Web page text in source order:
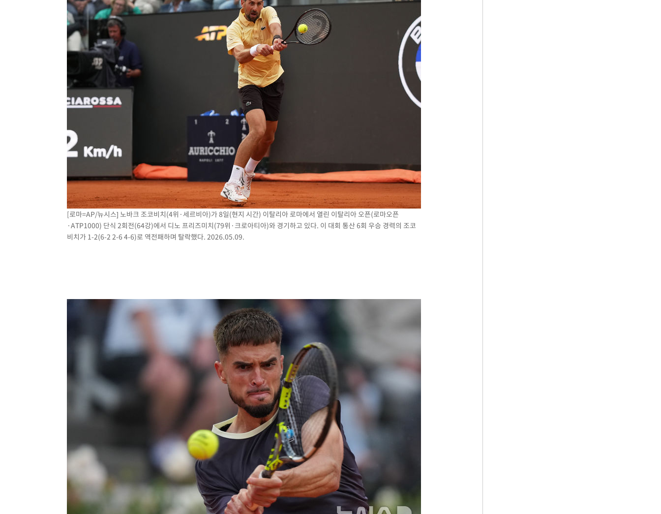
[로마=AP/뉴시스] 노바크 조코비치(4위·세르비아)가 8일(현지 시간) 이탈리아 로마에서 열린 이탈리아 오픈(로마오픈
·ATP1000) 단식 2회전(64강)에서 디노 프리즈미치(79위·크로아티아)와 경기하고 있다. 이 대회 통산 6회 우승 경력의 조코
비치가 1-2(6-2 2-6 4-6)로 역전패하며 탈락했다. 2026.05.09.